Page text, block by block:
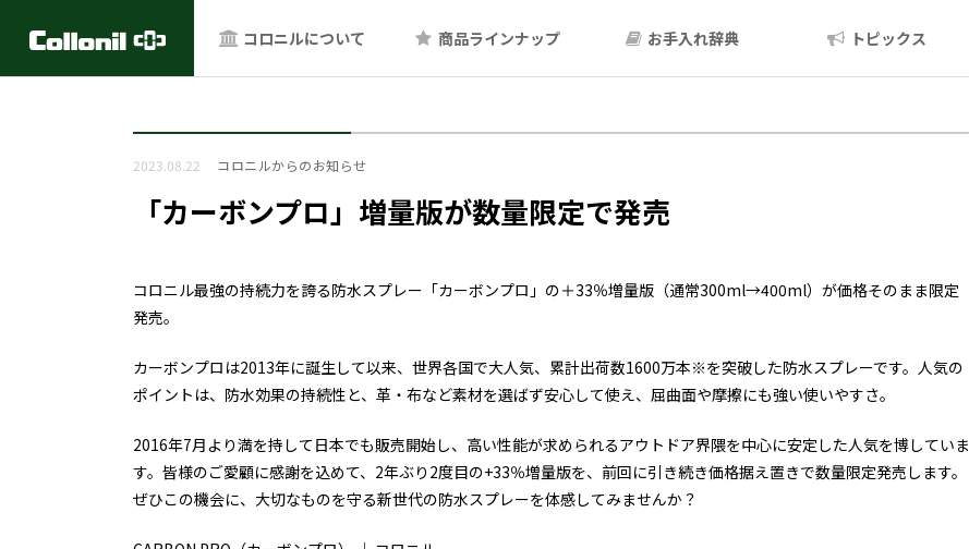
コロニルについて 商品ラインナップ お手入れ辞典 トピックス
2023.08.22 コロニルからのお知らせ
「カーボンプロ」増量版が数量限定で発売
コロニル最強の持続力を誇る防水スプレー「カーボンプロ」の＋33％増量版（通常300ml→400ml）が価格そのまま限定
発売。
カーボンプロは2013年に誕生して以来、世界各国で大人気、累計出荷数1600万本※を突破した防水スプレーです。人気の
ポイントは、防水効果の持続性と、革・布など素材を選ばず安心して使え、屈曲面や摩擦にも強い使いやすさ。
2016年7月より満を持して日本でも販売開始し、高い性能が求められるアウトドア界隈を中心に安定した人気を博していま
す。皆様のご愛顧に感謝を込めて、2年ぶり2度目の+33％増量版を、前回に引き続き価格据え置きで数量限定発売します。
ぜひこの機会に、大切なものを守る新世代の防水スプレーを体感してみませんか？